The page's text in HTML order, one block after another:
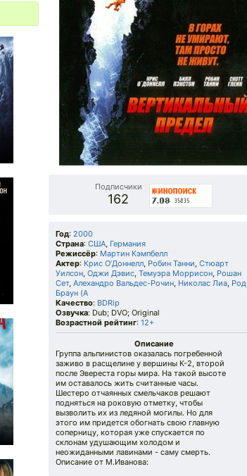
Подписчики
162
Год: 2000
Страна: США, Германия
Режиссёр: Мартин Кэмпбелл
Актер: Крис О’Доннелл, Робин Танни, Стюарт
Уилсон, Оджи Дэвис, Темуэра Моррисон, Рошан
Сет, Алехандро Вальдес-Рочин, Николас Лиа, Род
Браун (A
Качество: BDRip
Озвучка: Dub; DVO; Original
Возрастной рейтинг: 12+
Описание
Группа альпинистов оказалась погребенной
заживо в расщелине у вершины К-2, второй
после Эвереста горы мира. На такой высоте
им оставалось жить считанные часы.
Шестеро отчаянных смельчаков решают
подняться на роковую отметку, чтобы
вызволить их из ледяной могилы. Но для
этого им придется обогнать свою главную
соперницу, которая уже спускается по
склонам удушающим холодом и
неожиданными лавинами - саму смерть.
Описание от М.Иванова: